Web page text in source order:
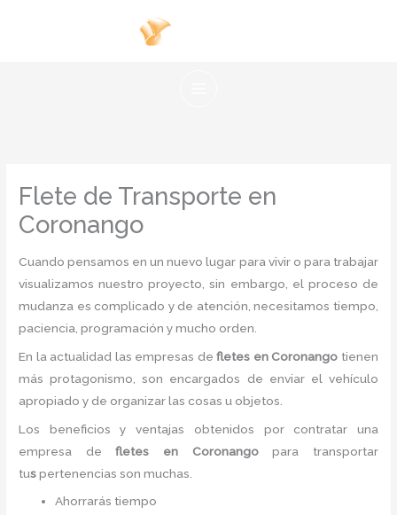
Flete de Transporte en
Coronango
Cuando pensamos en un nuevo lugar para vivir o para trabajar
visualizamos nuestro proyecto, sin embargo, el proceso de
mudanza es complicado y de atención, necesitamos tiempo,
paciencia, programación y mucho orden.
En la actualidad las empresas defletes en Coronango tienen
más protagonismo, son encargados de enviar el vehículo
apropiado y de organizar las cosas u objetos.
Los beneficios y ventajas obtenidos por contratar una
empresa de fletes en Coronangopara transportar
tuspertenencias son muchas.
Ahorrarás tiempo